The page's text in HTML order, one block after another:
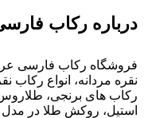
درباره رکاب
فروشگاه رکاب فارسی
نقره مردانه، انواع رکاب
رکاب های برنجی،
استیل، روکش طلا در مدل